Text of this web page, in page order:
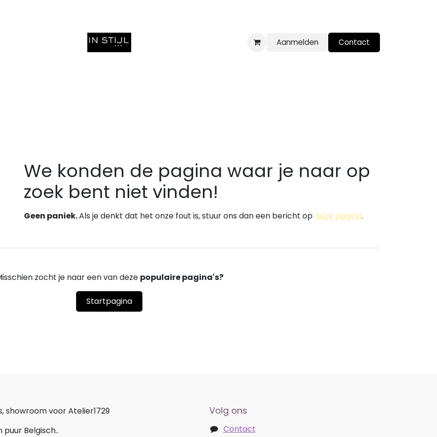
Aanmelden Contact
Fout 404
We konden de pagina waar je naar op
zoek bent niet vinden!
Geen paniek.Als je denkt dat het onze fout is, stuur ons dan een bericht opdeze pagina.
zocht je naar een van deze populaire pagina's?
Startpagina
showroom voor Atelier1729
puur Belgisch..
Volg ons
Contact